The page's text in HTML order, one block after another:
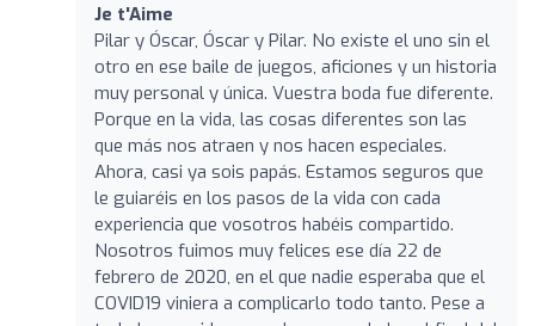
Je t'Aime
Pilar y Óscar, Óscar y Pilar. No existe el uno sin el
otro en ese baile de juegos, aficiones y un historia
muy personal y única. Vuestra boda fue diferente.
Porque en la vida, las cosas diferentes son las
que más nos atraen y nos hacen especiales.
Ahora, casi ya sois papás. Estamos seguros que
le guiaréis en los pasos de la vida con cada
experiencia que vosotros habéis compartido.
Nosotros fuimos muy felices ese día 22 de
febrero de 2020, en el que nadie esperaba que el
COVID19 viniera a complicarlo todo tanto. Pese a